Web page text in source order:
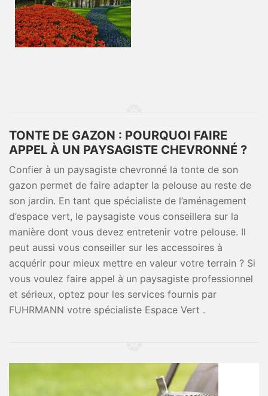
TONTE DE GAZON : POURQUOI FAIRE
APPEL À UN PAYSAGISTE CHEVRONNÉ ?
Confier à un paysagiste chevronné la tonte de son
gazon permet de faire adapter la pelouse au reste de
son jardin. En tant que spécialiste de l’aménagement
d’espace vert, le paysagiste vous conseillera sur la
manière dont vous devez entretenir votre pelouse. Il
peut aussi vous conseiller sur les accessoires à
acquérir pour mieux mettre en valeur votre terrain ? Si
vous voulez faire appel à un paysagiste professionnel
et sérieux, optez pour les services fournis par
FUHRMANN votre spécialiste Espace Vert .